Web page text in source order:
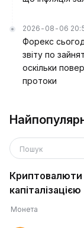
2026-08-06
Форекс
звіту по
оскільки
протоки
Пошук
капіталізацією
Монета